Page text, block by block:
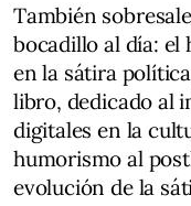
También
bocadillo al día: el
en la sátira
libro, dedicado al
digitales en la
humorismo al
evolución de la